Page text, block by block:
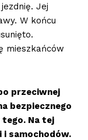
Jej
W końcu
mieszkańców
przeciwnej
bezpiecznego
tego. Na tej
i samochodów.